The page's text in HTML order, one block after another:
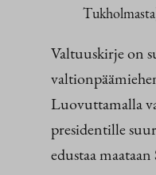
Valtuuskirje on
Luovuttamalla
presidentille
edustaa maataan